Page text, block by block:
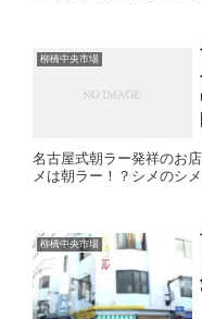
柳橋中央市場
名古屋式朝ラー発祥のお
メは朝ラー！？シメのシ
柳橋中央市場